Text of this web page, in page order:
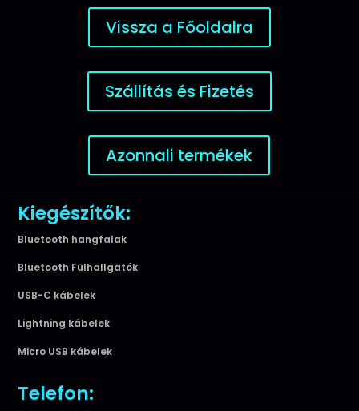
Vissza a Főoldalra
Szállítás és Fizetés
Azonnali termékek
Kiegészítők:
Bluetooth hangfalak
Bluetooth Fülhallgatók
USB-C kábelek
Lightning kábelek
Micro USB kábelek
Telefon: